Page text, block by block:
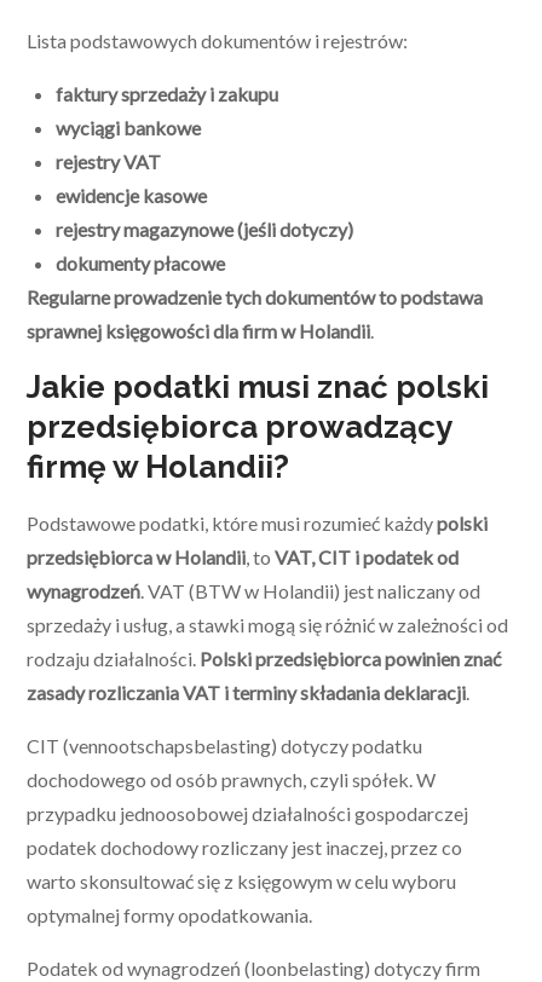
Lista podstawowych dokumentów i rejestrów:
faktury sprzedaży i zakupu
wyciągi bankowe
rejestry VAT
ewidencje kasowe
rejestry magazynowe (jeśli dotyczy)
dokumenty płacowe
Regularne prowadzenie tych dokumentów to podstawa
sprawnej księgowości dla firm w Holandii.
Jakie podatki musi znać polski
przedsiębiorca prowadzący
firmę w Holandii?
Podstawowe podatki, które musi rozumieć każdypolski
przedsiębiorca w Holandii, toVAT, CIT i podatek od
wynagrodzeń. VAT (BTW w Holandii) jest naliczany od
sprzedaży i usług, a stawki mogą się różnić w zależności od
rodzaju działalności. Polski przedsiębiorca powinien znać
zasady rozliczania VAT i terminy składania deklaracji.
CIT (vennootschapsbelasting) dotyczy podatku
dochodowego od osób prawnych, czyli spółek. W
przypadku jednoosobowej działalności gospodarczej
podatek dochodowy rozliczany jest inaczej, przez co
warto skonsultować się z księgowym w celu wyboru
optymalnej formy opodatkowania.
Podatek od wynagrodzeń (loonbelasting) dotyczy firm